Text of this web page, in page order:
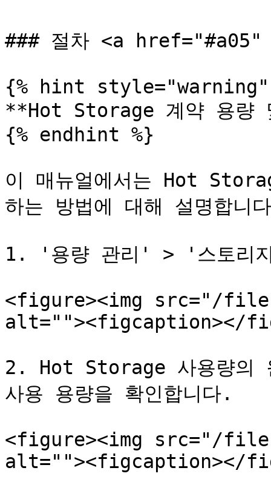
### 절차 <a
{% hint style="warning"
**Hot Storage 계약 용량
{% endhint %}
이 매뉴얼에서는 Hot
하는 방법에 대해 설명합니
1. '용량 관리' > '스토리
<figure><img src="/
alt=""><figcaption></
2. Hot Storage 사용량의
사용 용량을 확인합니다.
<figure><img src="/files/
alt=""><figcaption></